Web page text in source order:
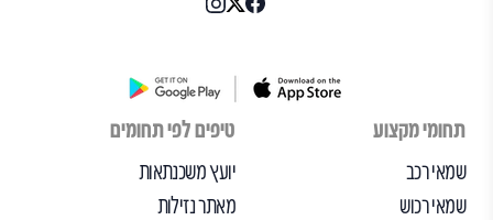
תחומי מקצוע
שמאי רכב
שמאי רכוש
טיפים לפי תחומים
יועץ משכנתאות
מאתר נזילות